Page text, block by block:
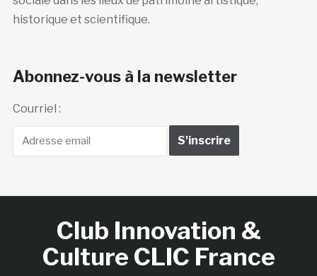
historique et scientifique.
Abonnez-vous à la newsletter
Courriel :
Club Innovation &
Culture CLIC France